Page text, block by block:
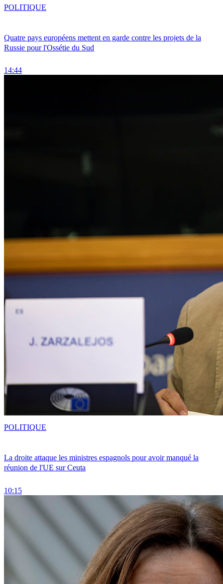
Quatre pays européens mettent en garde contre les projets de la
Russie pour l'Ossétie du Sud
14:44
POLITIQUE
La droite attaque les ministres espagnols pour avoir manqué la
réunion de l'UE sur Ceuta
10:15
POLITIQUE